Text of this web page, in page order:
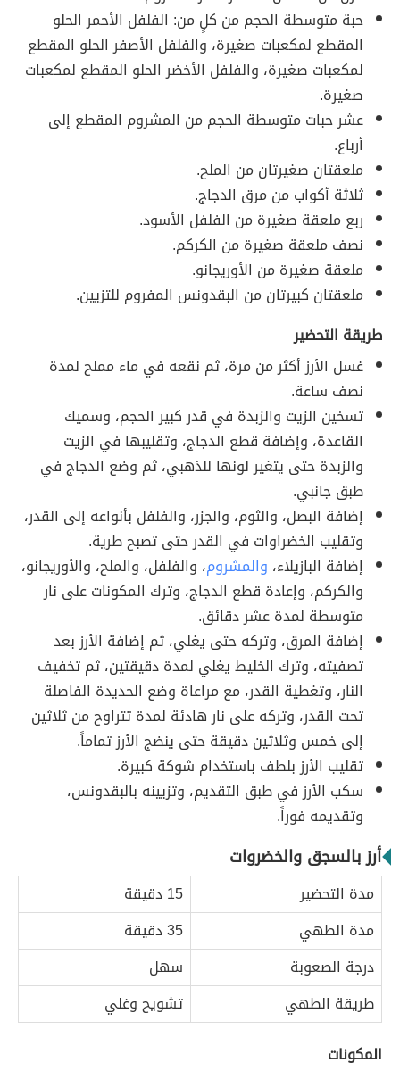
حبة متوسطة الحجم من كلٍ من: الفلفل الأحمر الحلو
المقطع لمكعبات صغيرة، والفلفل الأصفر الحلو المقطع
لمكعبات صغيرة، والفلفل الأخضر الحلو المقطع لمكعبات
صغيرة.
عشر حبات متوسطة الحجم من المشروم المقطع إلى
أرباع.
ملعقتان صغيرتان من الملح.
ثلاثة أكواب من مرق الدجاج.
ربع ملعقة صغيرة من الفلفل الأسود.
نصف ملعقة صغيرة من الكركم.
ملعقة صغيرة من الأوريجانو.
ملعقتان كبيرتان من البقدونس المفروم للتزيين.
طريقة التحضير
غسل الأرز أكثر من مرة، ثم نقعه في ماء مملح لمدة
نصف ساعة.
تسخين الزيت والزبدة في قدر كبير الحجم، وسميك
القاعدة، وإضافة قطع الدجاج، وتقليبها في الزيت
والزبدة حتى يتغير لونها للذهبي، ثم وضع الدجاج في
طبق جانبي.
إضافة البصل، والثوم، والجزر، والفلفل بأنواعه إلى القدر،
وتقليب الخضراوات في القدر حتى تصبح طرية.
إضافة البازيلاء، والمشروم، والفلفل، والملح، والأوريجانو،
والكركم، وإعادة قطع الدجاج، وترك المكونات على نار
متوسطة لمدة عشر دقائق.
إضافة المرق، وتركه حتى يغلي، ثم إضافة الأرز بعد
تصفيته، وترك الخليط يغلي لمدة دقيقتين، ثم تخفيف
النار، وتغطية القدر، مع مراعاة وضع الحديدة الفاصلة
تحت القدر، وتركه على نار هادئة لمدة تتراوح من ثلاثين
إلى خمس وثلاثين دقيقة حتى ينضج الأرز تماماً.
تقليب الأرز بلطف باستخدام شوكة كبيرة.
سكب الأرز في طبق التقديم، وتزيينه بالبقدونس،
وتقديمه فوراً.
أرز بالسجق والخضروات
مدة التحضير
15 دقيقة
مدة الطهي
35 دقيقة
درجة الصعوبة
سهل
طريقة الطهي
تشويح وغلي
المكونات